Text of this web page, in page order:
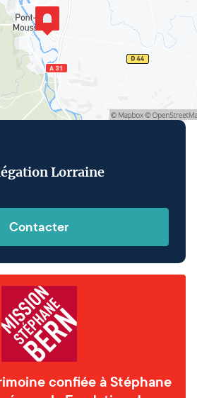
Lorraine
Contacter
confiée à Stéphane